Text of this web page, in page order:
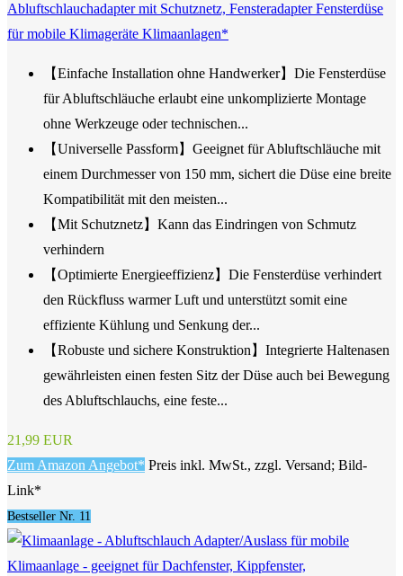
Abluftschlauchadapter mit Schutznetz, Fensteradapter Fensterdüse
für mobile Klimageräte Klimaanlagen*
【Einfache Installation ohne Handwerker】Die Fensterdüse
für Abluftschläuche erlaubt eine unkomplizierte Montage
ohne Werkzeuge oder technischen...
【Universelle Passform】Geeignet für Abluftschläuche mit
einem Durchmesser von 150 mm, sichert die Düse eine breite
Kompatibilität mit den meisten...
【Mit Schutznetz】Kann das Eindringen von Schmutz
verhindern
【Optimierte Energieeffizienz】Die Fensterdüse verhindert
den Rückfluss warmer Luft und unterstützt somit eine
effiziente Kühlung und Senkung der...
【Robuste und sichere Konstruktion】Integrierte Haltenasen
gewährleisten einen festen Sitz der Düse auch bei Bewegung
des Abluftschlauchs, eine feste...
21,99 EUR
Zum Amazon Angebot* Preis inkl. MwSt., zzgl. Versand; Bild-
Link*
Bestseller Nr. 11